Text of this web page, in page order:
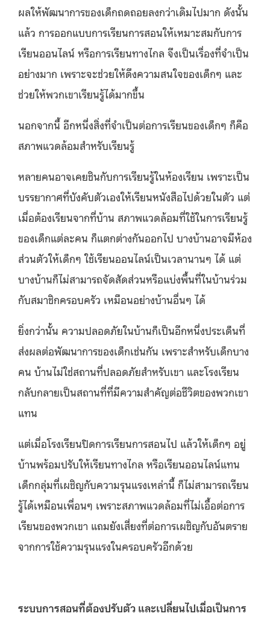
ผลให้พัฒนาการของเด็กถดถอยลงกว่าเดิมไปมาก ดังนั้น
แล้ว การออกแบบการเรียนการสอนให้เหมาะสมกับการ
เรียนออนไลน์ หรือการเรียนทางไกล จึงเป็นเรื่องที่จำเป็น
อย่างมาก เพราะจะช่วยให้ดึงความสนใจของเด็กๆ และ
ช่วยให้พวกเขาเรียนรู้ได้มากขึ้น
นอกจากนี้ อีกหนึ่งสิ่งที่จำเป็นต่อการเรียนของเด็กๆ ก็คือ
สภาพแวดล้อมสำหรับเรียนรู้
หลายคนอาจเคยชินกับการเรียนรู้ในห้องเรียน เพราะเป็น
บรรยากาศที่บังคับตัวเองให้เรียนหนังสือไปด้วยในตัว แต่
เมื่อต้องเรียนจากที่บ้าน สภาพแวดล้อมที่ใช้ในการเรียนรู้
ของเด็กแต่ละคน ก็แตกต่างกันออกไป บางบ้านอาจมีห้อง
ส่วนตัวให้เด็กๆ ใช้เรียนออนไลน์เป็นเวลานานๆ ได้ แต่
บางบ้านก็ไม่สามารถจัดสัดส่วนหรือแบ่งพื้นที่ในบ้านร่วม
กับสมาชิกครอบครัว เหมือนอย่างบ้านอื่นๆ ได้
ยิ่งกว่านั้น ความปลอดภัยในบ้านก็เป็นอีกหนึ่งประเด็นที่
ส่งผลต่อพัฒนาการของเด็กเช่นกัน เพราะสำหรับเด็กบาง
คน บ้านไม่ใช่สถานที่ปลอดภัยสำหรับเขา และโรงเรียน
กลับกลายเป็นสถานที่ที่มีความสำคัญต่อชีวิตของพวกเขา
แทน
แต่เมื่อโรงเรียนปิดการเรียนการสอนไป แล้วให้เด็กๆ อยู่
บ้านพร้อมปรับให้เรียนทางไกล หรือเรียนออนไลน์แทน
เด็กกลุ่มที่เผชิญกับความรุนแรงเหล่านี้ ก็ไม่สามารถเรียน
รู้ได้เหมือนเพื่อนๆ เพราะสภาพแวดล้อมที่ไม่เอื้อต่อการ
เรียนของพวกเขา แถมยังเสี่ยงที่ต่อการเผชิญกับอันตราย
จากการใช้ความรุนแรงในครอบครัวอีกด้วย
ระบบการสอนที่ต้องปรับตัว และเปลี่ยนไปเมื่อเป็นการ